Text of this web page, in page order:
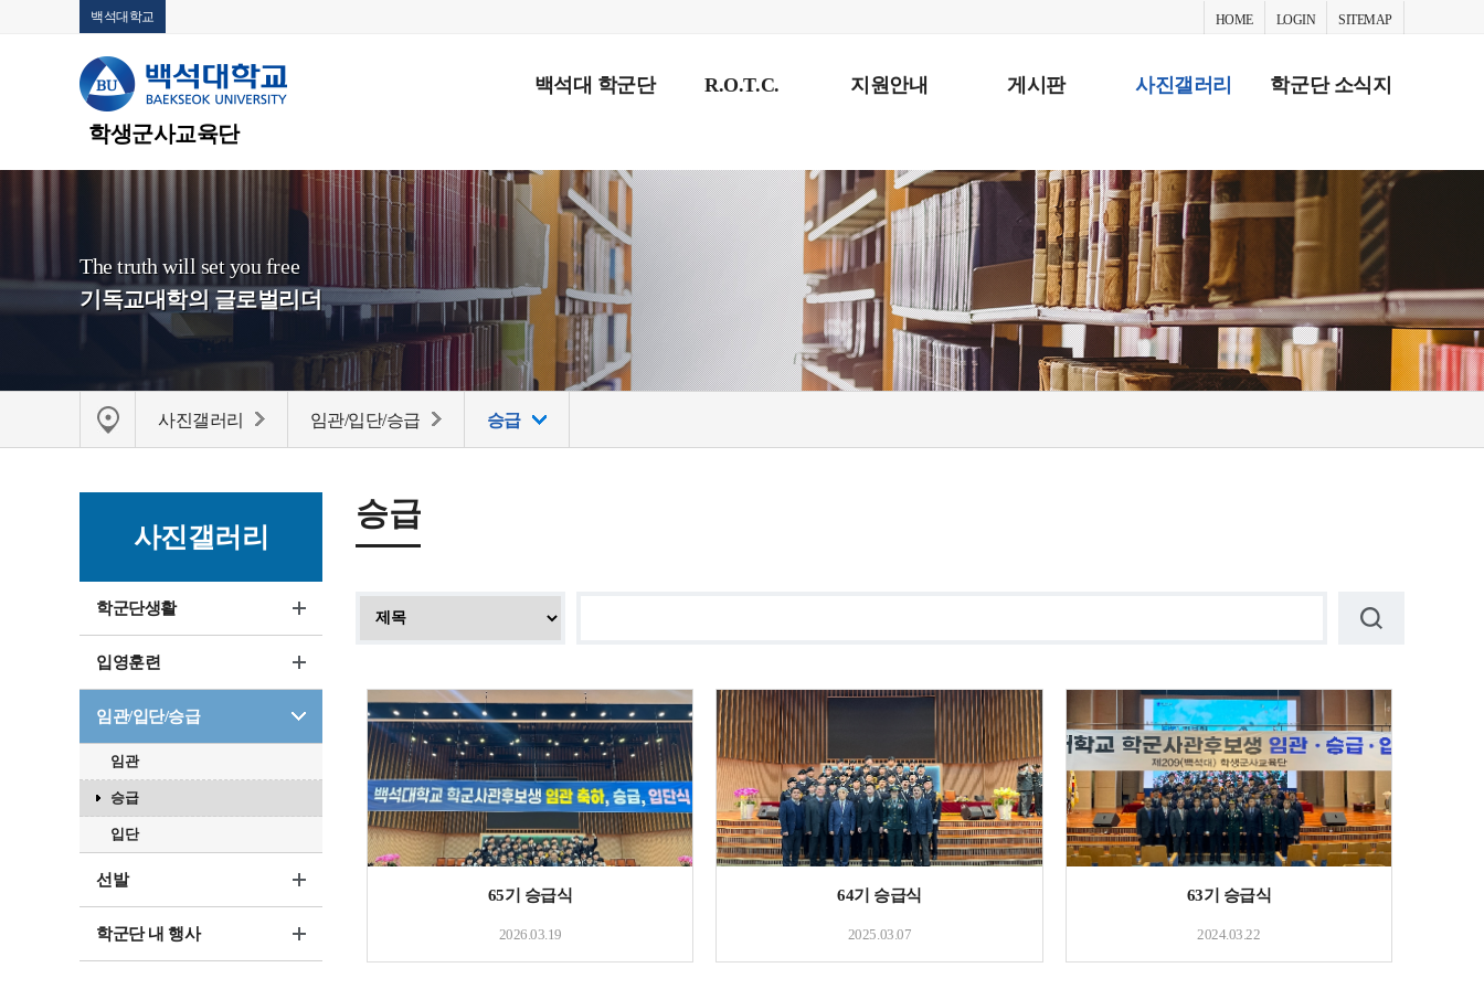
백석대학교
학생군사교육단
HOME LOGIN SITEMAP
백석대 학군단 R.O.T.C. 지원안내 게시판 사진갤러리 학군단 소식지
The truth will set you free
기독교대학의 글로벌리더
사진갤러리 임관/입단/승급 승급
사진갤러리
학군단생활
입영훈련
임관/입단/승급
임관
승급
입단
선발
학군단 내 행사
승급
65기 승급식
2026.03.19
64기 승급식
2025.03.07
63기 승급식
2024.03.22